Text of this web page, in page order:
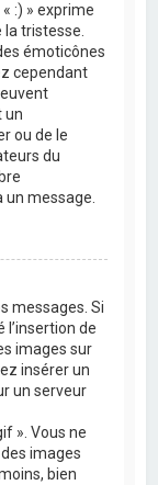
:) » exprime
la tristesse.
émoticônes
cependant
un
ou de le
du
un message.
messages. Si
de
images sur
insérer un
un serveur
». Vous ne
images
bien